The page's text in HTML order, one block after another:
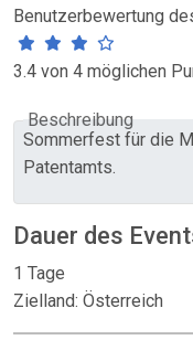
Benutzerbewertung
3.4 von 4 möglichen
Beschreibung
Sommerfest für die
Patentamts.
Dauer des
1 Tage
Zielland: Österreich